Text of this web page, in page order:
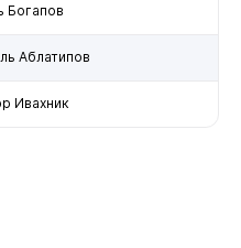
Богапов
Аблатипов
Ивахник